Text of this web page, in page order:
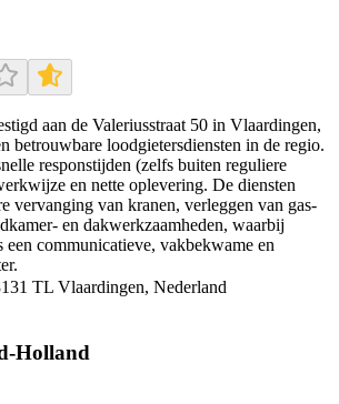
aan de Valeriusstraat 50 in Vlaardingen,
betrouwbare loodgietersdiensten in de regio.
responstijden (zelfs buiten reguliere
en nette oplevering. De diensten
vervanging van kranen, verleggen van gas‑
en dakwerkzaamheden, waarbij
een communicatieve, vakbekwame en
TL Vlaardingen, Nederland
Holland